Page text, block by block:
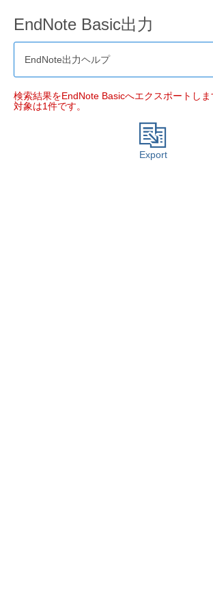
EndNote Basic出力
EndNote出力ヘルプ
検索結果をEndNote Basicへエクスポートしま
対象は1件です。
Export